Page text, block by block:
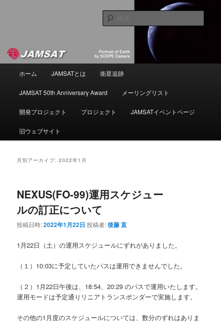
JAMSAT
ホーム JAMSATとは 衛星追跡
JAMSAT 50th Anniversary Award メーリングリスト
開発プロジェクト プロジェクト JAMSATイベントページ
旧ウェブサイト
月別アーカイブ:2022年1月
NEXUS(FO-99)運用スケジュー
ルの訂正について
投稿日時:2022年1月22日 投稿者:後藤 直
1月22日（土）の運用スケジュールにずれがありました。
（１）10:03に予定していたパスは運用できませんでした。
（２）1月22日午後は、18:54、20:29 のパスで運用いたします。
運用モードは予定通りリニアトランスポンダーで実施します。
その他の1月度のスケジュールについては、数分のずれはありま